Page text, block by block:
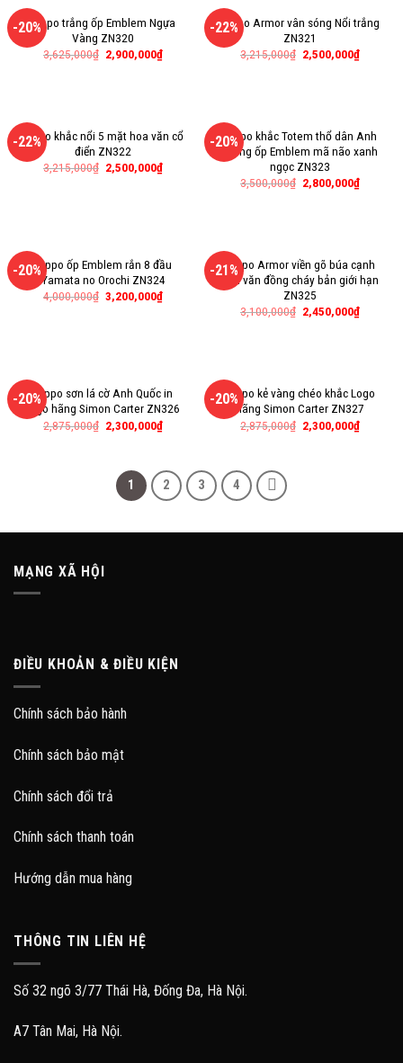
-20%Zippo trắng ốp Emblem Ngựa
Vàng ZN320
3,625,000₫ 2,900,000₫
-22%
Zippo Armor vân sóng Nổi trắng
ZN321
3,215,000₫ 2,500,000₫
-22%
Zippo khắc nổi 5 mặt hoa văn cổ
điển ZN322
3,215,000₫ 2,500,000₫
-20%Zippo khắc Totem thổ dân Anh
Điêng ốp Emblem mã não xanh
ngọc ZN323
3,500,000₫ 2,800,000₫
-20%Zippo ốp Emblem rắn 8 đầu
Yamata no Orochi ZN324
4,000,000₫ 3,200,000₫
-21%Zippo Armor viền gõ búa cạnh
hoa văn đồng cháy bản giới hạn
ZN325
3,100,000₫ 2,450,000₫
-20%Zippo sơn lá cờ Anh Quốc in
logo hãng Simon Carter ZN326
2,875,000₫ 2,300,000₫
-20%Zippo kẻ vàng chéo khắc Logo
hãng Simon Carter ZN327
2,875,000₫ 2,300,000₫
1 2 3 4
MẠNG XÃ HỘI
ĐIỀU KHOẢN & ĐIỀU KIỆN
Chính sách bảo hành
Chính sách bảo mật
Chính sách đổi trả
Chính sách thanh toán
Hướng dẫn mua hàng
THÔNG TIN LIÊN HỆ
Số 32 ngõ 3/77 Thái Hà, Đống Đa, Hà Nội.
A7 Tân Mai, Hà Nội.